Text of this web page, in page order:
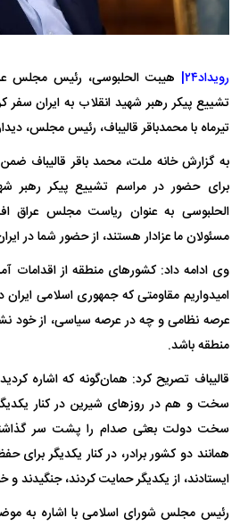
رویداد۲۴|
هیبت الحلبوسی، رئیس مجلس
تیرماه با محمدباقر قالیباف، رئیس مجلس،
به گزارش خانه ملت، محمد باقر قالیباف
برای حضور در مراسم تشییع پیکر رهبر
الحلبوسی به عنوان ریاست مجلس عراق
مسئولان ما عزادار هستند، از حضور شما در
وی ادامه داد: کشور‌های منطقه از اقدامات
امیدواریم مقاومتی که جمهوری اسلامی ایران
عرصه نظامی و چه در عرصه سیاسی، از خود
منطقه باشد.
قالیباف تصریح کرد: همان‌گونه که اشاره
سخت و هم در روز‌های شیرین در کنار
سخت دولت بعثی صدام را پشت سر
همانند دو کشور برادر، در کنار یکدیگر
ایستادند، از یکدیگر حمایت کردند، جنگیدند و
رئیس مجلس شورای اسلامی با اشاره به